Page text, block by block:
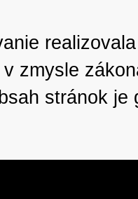
zmysle
stránok